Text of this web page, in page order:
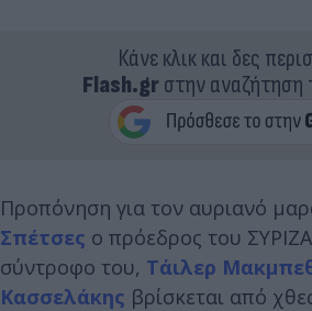
Κάνε κλικ και δες
Flash.grστην αναζήτηση
Προπόνηση για τον αυριανό
Σπέτσες ο πρόεδρος του
σύντροφο του, Τάιλερ
Κασσελάκης βρίσκεται από